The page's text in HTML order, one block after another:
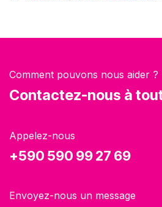
Comment pouvons nous aider ?
Contactez-nous à
Appelez-nous
+590 590 99 27 69
Envoyez-nous un message